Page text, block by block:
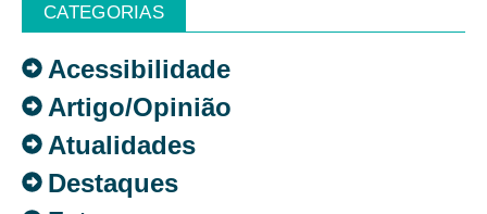
CATEGORIAS
Acessibilidade
Artigo/Opinião
Atualidades
Destaques